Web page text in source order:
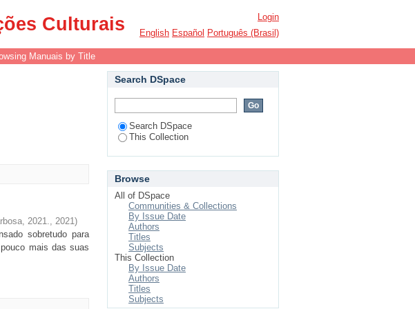
Culturais
Login
English Español Português (Brasil)
Manuais by Title
2021., 2021)
sobretudo para
mais das suas
Search DSpace
Search DSpace
This Collection
Browse
All of DSpace
Communities & Collections
By Issue Date
Authors
Titles
Subjects
This Collection
By Issue Date
Authors
Titles
Subjects